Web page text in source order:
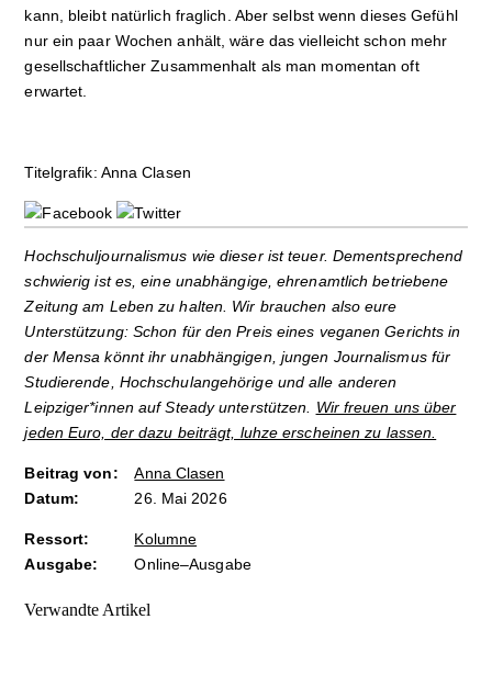
kann, bleibt natürlich fraglich. Aber selbst wenn dieses Gefühl
nur ein paar Wochen anhält, wäre das vielleicht schon mehr
gesellschaftlicher Zusammenhalt als man momentan oft
erwartet.
Titelgrafik: Anna Clasen
Hochschuljournalismus wie dieser ist teuer. Dementsprechend
schwierig ist es, eine unabhängige, ehrenamtlich betriebene
Zeitung am Leben zu halten. Wir brauchen also eure
Unterstützung: Schon für den Preis eines veganen Gerichts in
der Mensa könnt ihr unabhängigen, jungen Journalismus für
Studierende, Hochschulangehörige und alle anderen
Leipziger*innen auf Steady unterstützen. Wir freuen uns über
jeden Euro, der dazu beiträgt, luhze erscheinen zu lassen.
Beitrag von:
Anna Clasen
Datum:
26. Mai 2026
Ressort:
Kolumne
Ausgabe:
Online–Ausgabe
Verwandte Artikel